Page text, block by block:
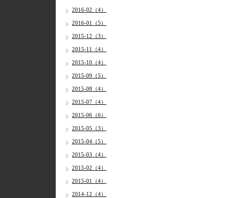
2016-02（4）
2016-01（5）
2015-12（3）
2015-11（4）
2015-10（4）
2015-09（5）
2015-08（4）
2015-07（4）
2015-06（6）
2015-05（3）
2015-04（5）
2015-03（4）
2015-02（4）
2015-01（4）
2014-12（4）